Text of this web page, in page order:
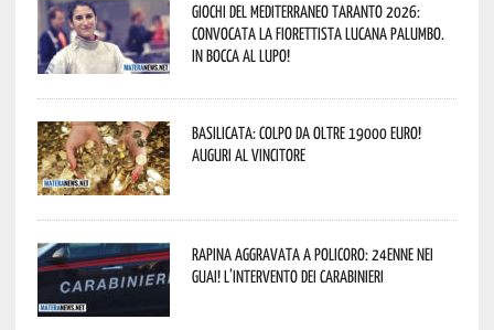
Giochi del Mediterraneo Taranto 2026:
convocata la fiorettista lucana Palumbo.
In bocca al lupo!
Basilicata: colpo da oltre 19000 Euro!
Auguri al vincitore
Rapina aggravata a Policoro: 24enne nei
guai! L’intervento dei Carabinieri